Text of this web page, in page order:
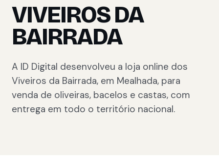
VIVEIROS DA
BAIRRADA
A ID Digital desenvolveu a loja online dos
Viveiros da Bairrada, em Mealhada, para
venda de oliveiras, bacelos e castas, com
entrega em todo o território nacional.